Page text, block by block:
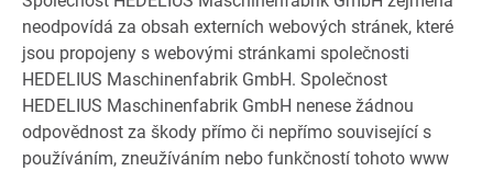
neodpovídá za obsah externích webových stránek, které
jsou propojeny s webovými stránkami společnosti
HEDELIUS Maschinenfabrik GmbH. Společnost
HEDELIUS Maschinenfabrik GmbH nenese žádnou
odpovědnost za škody přímo či nepřímo související s
používáním, zneužíváním nebo funkčností tohoto www